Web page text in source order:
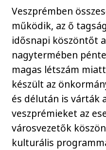
Veszprémben
működik, az ő
idősnapi köszöntőt
nagytermében
magas létszám
készült az
és délután is várták
veszprémieket az
városvezetők
kulturális